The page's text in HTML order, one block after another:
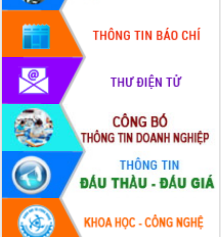
Nâng cao hiệu quả hoạt động của các
doanh nghiệp nhà nước
Hội nghị triển khai kết nối mạng
truyền số liệu chuyên dùng phục vụ cơ
quan Đảng, Nhà nước
Lễ phát động chuỗi hoạt động chung
tay làm sạch môi trường
Xã Ea Kar bước chuyển mình trong
công tác cải cách hành chính mô hình
mới
UBND tỉnh họp báo định kỳ tháng 4
năm 2026
Hội thảo khoa học “Giải pháp thúc đẩy
phát triển nền kinh tế xanh tại tỉnh
Đắk Lắk”
Tăng cường giám sát, đôn đốc thực
hiện nhiệm vụ quản lý tài sản công
hàng tuần
Tháo gỡ những vướng mắc, đẩy mạnh
công tác cải cách thủ tục hành chính
tại Trung tâm Phục vụ hành chính
công tỉnh